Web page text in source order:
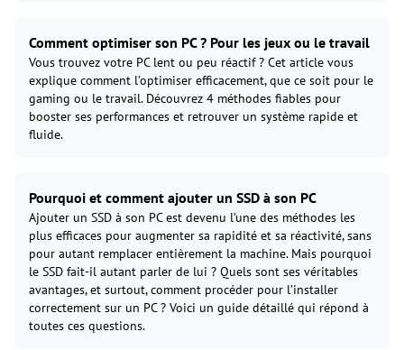
Comment optimiser son PC ? Pour les jeux ou le travail
Vous trouvez votre PC lent ou peu réactif ? Cet article vous
explique comment l’optimiser efficacement, que ce soit pour le
gaming ou le travail. Découvrez 4 méthodes fiables pour
booster ses performances et retrouver un système rapide et
fluide.
Pourquoi et comment ajouter un SSD à son PC
Ajouter un SSD à son PC est devenu l’une des méthodes les
plus efficaces pour augmenter sa rapidité et sa réactivité, sans
pour autant remplacer entièrement la machine. Mais pourquoi
le SSD fait-il autant parler de lui ? Quels sont ses véritables
avantages, et surtout, comment procéder pour l’installer
correctement sur un PC ? Voici un guide détaillé qui répond à
toutes ces questions.